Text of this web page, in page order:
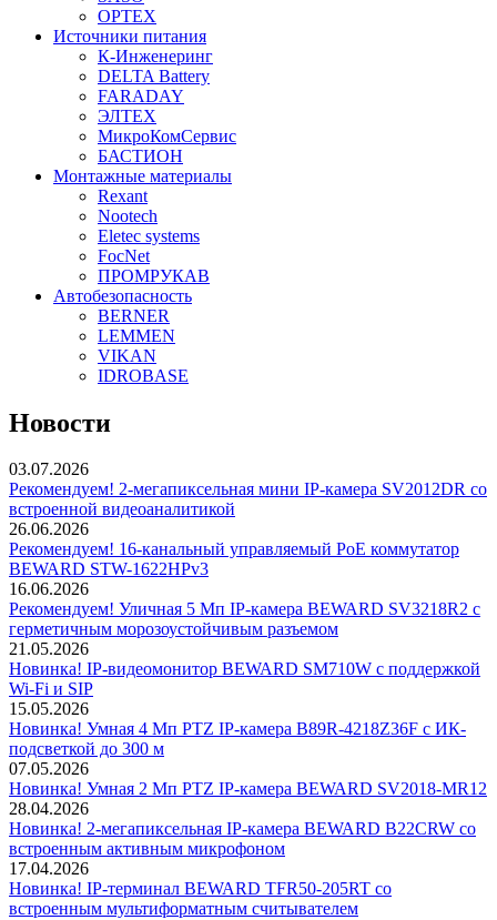
OPTEX
Источники питания
К-Инженеринг
DELTA Battery
FARADAY
ЭЛТЕХ
МикроКомСервис
БАСТИОН
Монтажные материалы
Rexant
Nootech
Eletec systems
FocNet
ПРОМРУКАВ
Автобезопасность
BERNER
LEMMEN
VIKAN
IDROBASE
Новости
03.07.2026
Рекомендуем! 2-мегапиксельная мини IP-камера SV2012DR со
встроенной видеоаналитикой
26.06.2026
Рекомендуем! 16-канальный управляемый PoE коммутатор
BEWARD STW-1622HPv3
16.06.2026
Рекомендуем! Уличная 5 Мп IP-камера BEWARD SV3218R2 с
герметичным морозоустойчивым разъемом
21.05.2026
Новинка! IP-видеомонитор BEWARD SM710W с поддержкой
Wi-Fi и SIP
15.05.2026
Новинка! Умная 4 Мп PTZ IP-камера B89R-4218Z36F с ИК-
подсветкой до 300 м
07.05.2026
Новинка! Умная 2 Мп PTZ IP-камера BEWARD SV2018-MR12
28.04.2026
Новинка! 2-мегапиксельная IP-камера BEWARD B22CRW со
встроенным активным микрофоном
17.04.2026
Новинка! IP-терминал BEWARD TFR50-205RT со
встроенным мультиформатным считывателем